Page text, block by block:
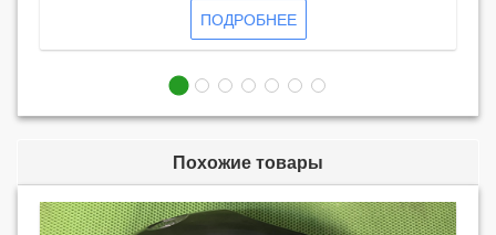
ПОДРОБНЕЕ
Похожие товары